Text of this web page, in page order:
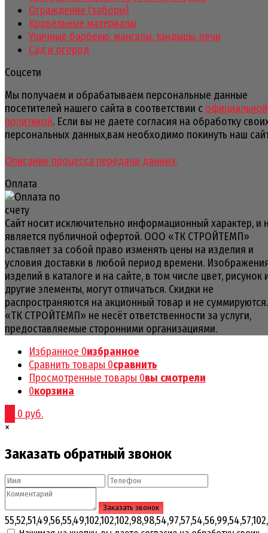
Ограждение (заборы)
Кровельные материалы
Уличные барбекю, мангалы, тандыры, печи
Сад и огород
Соцсети
Мы получаем и обрабатываем персональные данные
посетителей нашего сайта в соответствии с официальной
политикой. Если вы не даете согласия на обработку
персональных данных,вам необходимо покинуть наш
Описание процесса передачи данных.
Оплата
Сайт носит исключительно информационный характер, и
является публичной офертой. ООО «ТК СТРОЙТЕМП»
оставляет за собой право изменять цены на изделия и
условия доставки в любой период времени.
изделий в каталоге и на сайте, в том числе цвет, рисунок
другие элементы, могут отличаться. Скидки не
распространяются на акционный товар и не
«ТК СТРОЙТЕМП» не несёт ответственности за услуги,
предоставляемые сторонними организациями.
Избранное 0избранное
Сравнить товары 0сравнить
Просмотренные товары 0вы смотрели
0корзина
0 руб.
×
Заказать обратный звонок